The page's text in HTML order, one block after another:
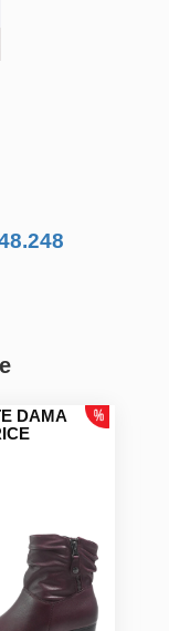
DAMA